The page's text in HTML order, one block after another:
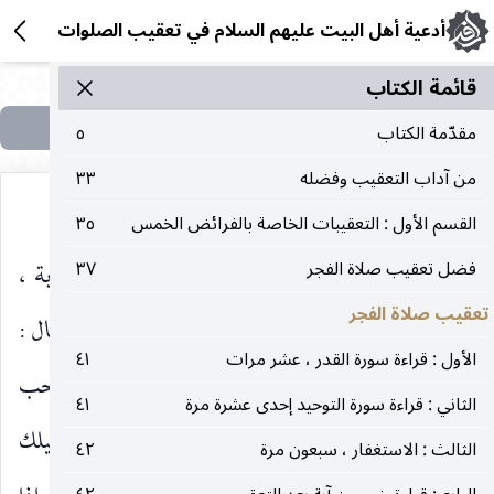
أدعية أهل البيت عليهم السلام في تعقيب الصلوات
قائمة الکتاب
مقدّمة الكتاب
٥
من آداب التعقيب وفضله
٣٣
القسم الأول : التعقيبات الخاصة بالفرائض الخمس
٣٥
فضل تعقيب صلاة الفجر
٣٧
تعقيب صلاة الفجر
الأول : قراءة سورة القدر ، عشر مرات
٤١
الثاني : قراءة سورة التوحيد إحدى عشرة مرة
٤١
الثالث : الاستغفار ، سبعون مرة
٤٢
قال : رأيت على حمائل سيف أمير المؤمنين عليه‌السلامكتابة ،
فقلت : يا أميرالمؤمنين ، ما هذه الكتابة على سيفك؟ فقال :
هذه إحدى عشر كلمة ، علمنيها رسول الله
أفتحب
أن أعلمك إياها؟ فتُحفظ في سفرك وحضرك ، وليلك